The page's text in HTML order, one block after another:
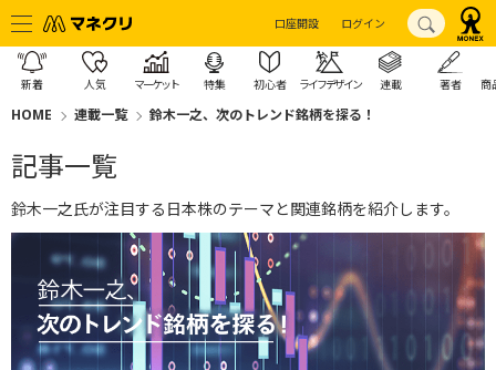
口座開設 ログイン
新着 人気 マーケット 特集 初心者 ライフデザイン 連載 著者 商
HOME 連載一覧 鈴木一之、次のトレンド銘柄を探る！
記事一覧
鈴木一之氏が注目する日本株のテーマと関連銘柄を紹介します。